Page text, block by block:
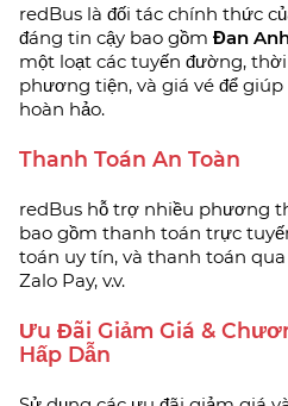
redBus là đối tác chính thức
đáng tin cậy bao gồm Đan
một loạt các tuyến đường,
phương tiện, và giá vé để
hoàn hảo.
Thanh Toán An Toàn
redBus hỗ trợ nhiều phương
bao gồm thanh toán trực
toán uy tín, và thanh toán
Zalo Pay, v.v.
Ưu Đãi Giảm Giá &
Hấp Dẫn